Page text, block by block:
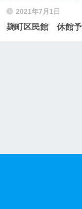
2021年7月1日
麹町区民館 休館予